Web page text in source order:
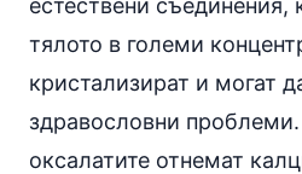
естествени съединения,
тялото в големи
кристализират и могат
здравословни
оксалатите отнемат